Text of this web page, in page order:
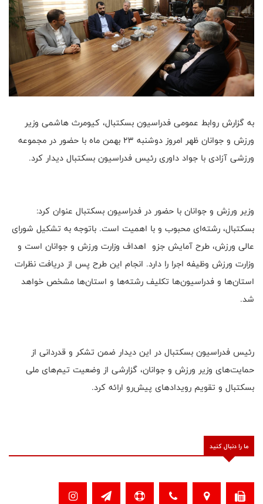
به گزارش روابط عمومی فدراسیون بسکتبال، کیومرث هاشمی وزیر
ورزش و جوانان ظهر امروز دوشنبه 23 بهمن ماه با حضور در مجموعه
ورزشی آزادی با جواد داوری رئیس فدراسیون بسکتبال دیدار کرد.
وزیر ورزش و جوانان با حضور در فدراسیون بسکتبال عنوان کرد:
بسکتبال، رشته‌ای محبوب و با اهمیت است. باتوجه به تشکیل شورای
عالی ورزش، طرح آمایش جزو اهداف وزارت ورزش و جوانان است و
وزارت ورزش وظیفه اجرا را دارد. انجام این طرح پس از دریافت نظرات
استان‌ها و فدراسیون‌ها تکلیف رشته‌ها و استان‌ها مشخص خواهد
شد.
رئیس فدراسیون بسکتبال در این دیدار ضمن تشکر و قدردانی از
حمایت‌های وزیر ورزش و جوانان، گزارشی از وضعیت تیم‌های ملی
بسکتبال و تقویم رویدادهای پیش‌رو ارائه کرد.
ما را دنبال کنید